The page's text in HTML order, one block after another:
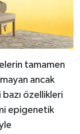
tamamen
ancak
özellikleri
epigenetik